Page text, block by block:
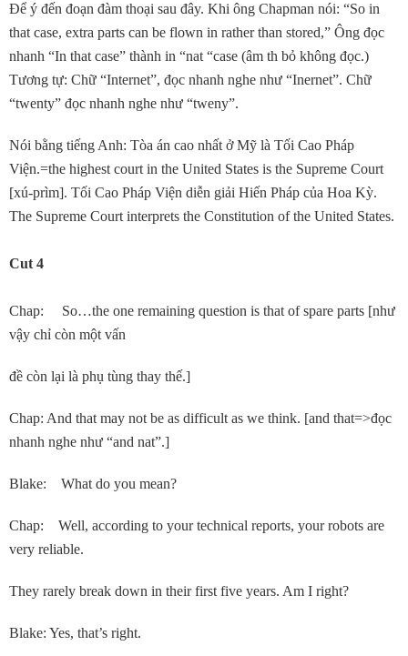
Ðể ý đến đoạn đàm thoại sau đây. Khi ông Chapman nói: “So in
that case, extra parts can be flown in rather than stored,” Ông đọc
nhanh “In that case” thành in “nat “case (âm th bỏ không đọc.)
Tương tự: Chữ “Internet”, đọc nhanh nghe như “Inernet”. Chữ
“twenty” đọc nhanh nghe như “tweny”.
Nói bằng tiếng Anh: Tòa án cao nhất ở Mỹ là Tối Cao Pháp
Viện.=the highest court in the United States is the Supreme Court
[xú-prìm]. Tối Cao Pháp Viện diễn giải Hiến Pháp của Hoa Kỳ.
The Supreme Court interprets the Constitution of the United States.
Cut 4
Chap: So…the one remaining question is that of spare parts [như
vậy chỉ còn một vấn
đề còn lại là phụ tùng thay thế.]
Chap: And that may not be as difficult as we think. [and that=>đọc
nhanh nghe như “and nat”.]
Blake: What do you mean?
Chap: Well, according to your technical reports, your robots are
very reliable.
They rarely break down in their first five years. Am I right?
Blake: Yes, that’s right.